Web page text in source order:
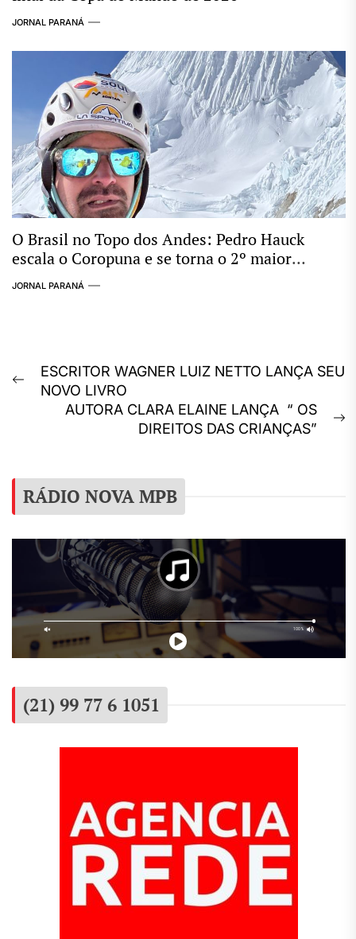
JORNAL PARANÁ
O Brasil no Topo dos Andes: Pedro Hauck
escala o Coropuna e se torna o 2º maior
conquistador de “Seismiles” do mundo
JORNAL PARANÁ
Navegação
Previous
ESCRITOR WAGNER LUIZ NETTO LANÇA SEU
NOVO LIVRO
AUTORA CLARA ELAINE LANÇA “ OS
DIREITOS DAS CRIANÇAS”
RÁDIO NOVA MPB
(21) 99 77 6 1051